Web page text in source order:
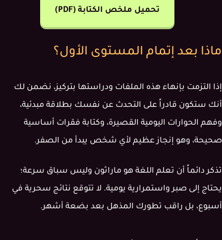
تحميل ملخص الكتابة (PDF)
ماذا بعد إتمام المستوى الأول؟
إذا التزمت بإنهاء هذه الملفات ودراستها بتركيز، نضمن لك
أنك ستكون قادراً على التحدث عن نفسك بطلاقة مبدئية،
وفهم الحوارات اليومية القصيرة، وكتابة فقرات أساسية
صحيحة، وهو إنجاز عظيم لأي شخص يبدأ من الصفر.
تذكر دائماً أن تعلم اللغة هو ماراثون وليس سباق سرعة؛
يحتاج إلى صبر واستمرارية يومية. لا تتوقع نتائج سحرية في
أسبوع، بل راقب تطورك المذهل بعد بضعة أشهر.